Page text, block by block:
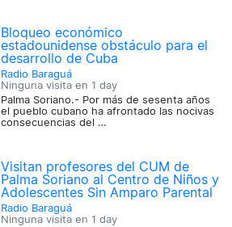
Bloqueo económico
estadounidense obstáculo para el
desarrollo de Cuba
Radio Baraguá
Ninguna visita en 1 day
Palma Soriano.- Por más de sesenta años
el pueblo cubano ha afrontado las nocivas
consecuencias del …
Visitan profesores del CUM de
Palma Soriano al Centro de Niños y
Adolescentes Sin Amparo Parental
Radio Baraguá
Ninguna visita en 1 day